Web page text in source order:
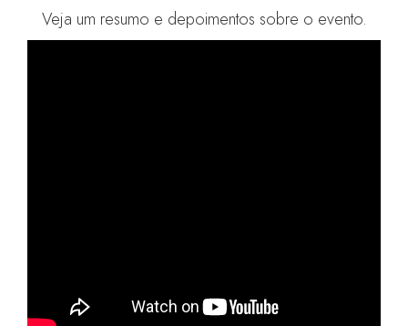
Veja um resumo e depoimentos sobre o evento.